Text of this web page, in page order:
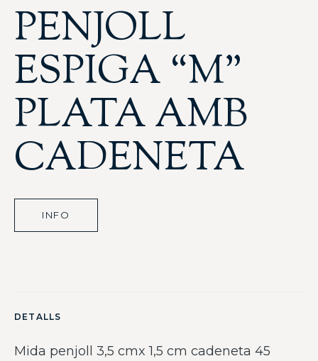
PENJOLL
ESPIGA “M”
PLATA AMB
CADENETA
INFO
DETALLS
Mida penjoll 3,5 cmx 1,5 cm cadeneta 45